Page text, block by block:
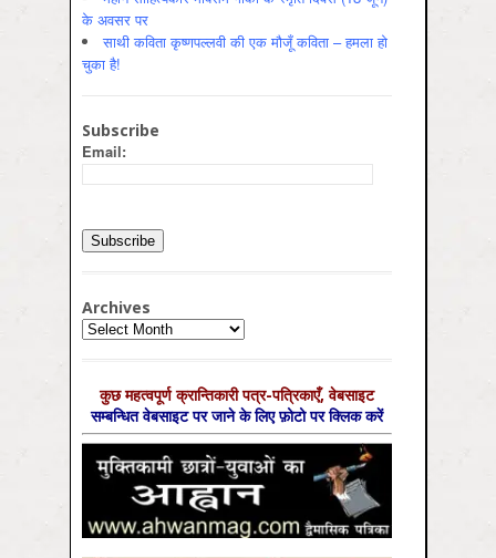
के अवसर पर
साथी कविता कृष्णपल्लवी की एक मौजूँ कविता – हमला हो
चुका है!
Subscribe
Email:
Archives
Archives
कुछ महत्‍वपूर्ण क्रान्तिकारी पत्र-पत्रिकाएँ, वेबसाइट
सम्‍बन्धित वेबसाइट पर जाने के लिए फ़ोटो पर क्लिक करें